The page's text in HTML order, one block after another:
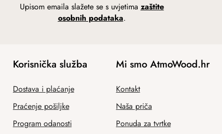
Upisom emaila slažete se s uvjetima zaštite
osobnih podataka.
Korisnička služba
Dostava i plaćanje
Praćenje pošiljke
Program odanosti
Mi smo AtmoWood.hr
Kontakt
Naša priča
Ponuda za tvrtke